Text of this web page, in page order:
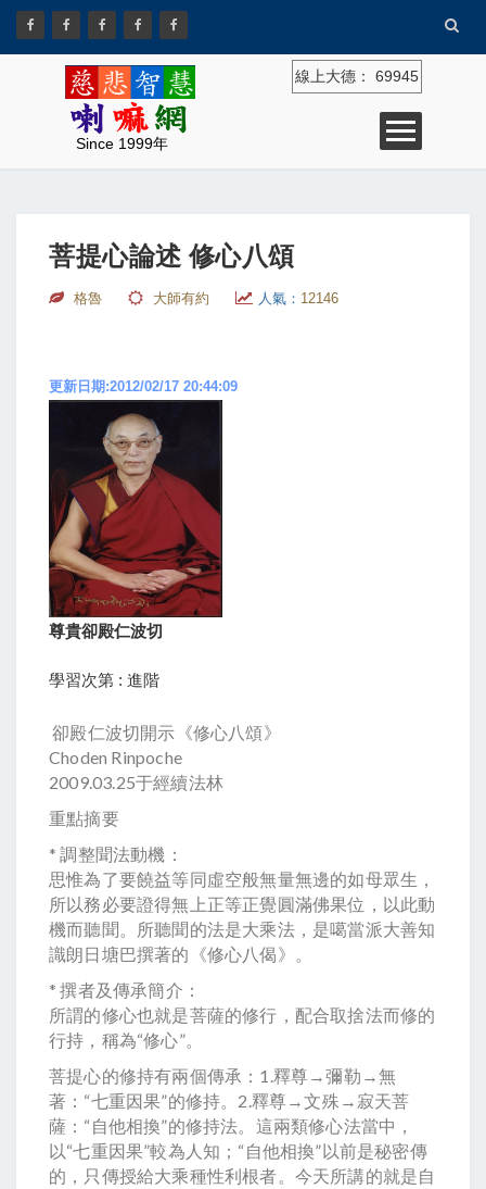
Since 1999年
線上大德： 69945
菩提心論述 修心八頌
格魯 大師有約 人氣： 12146
更新日期:2012/02/17 20:44:09
尊貴卻殿仁波切
學習次第 : 進階
卻殿仁波切開示《修心八頌》
Choden Rinpoche
2009.03.25于經續法林
重點摘要
* 調整聞法動機：
思惟為了要饒益等同虛空般無量無邊的如母眾生，
所以務必要證得無上正等正覺圓滿佛果位，以此動
機而聽聞。所聽聞的法是大乘法，是噶當派大善知
識朗日塘巴撰著的《修心八偈》。
* 撰者及傳承簡介：
所謂的修心也就是菩薩的修行，配合取捨法而修的
行持，稱為“修心”。
菩提心的修持有兩個傳承：1.釋尊→彌勒→無
著：“七重因果”的修持。2.釋尊→文殊→寂天菩
薩：“自他相換”的修持法。這兩類修心法當中，
以“七重因果”較為人知；“自他相換”以前是秘密傳
的，只傳授給大乘種性利根者。今天所講的就是自